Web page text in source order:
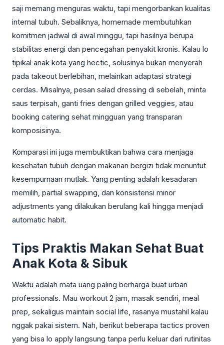
saji memang menguras waktu, tapi mengorbankan kualitas
internal tubuh. Sebaliknya, homemade membutuhkan
komitmen jadwal di awal minggu, tapi hasilnya berupa
stabilitas energi dan pencegahan penyakit kronis. Kalau lo
tipikal anak kota yang hectic, solusinya bukan menyerah
pada takeout berlebihan, melainkan adaptasi strategi
cerdas. Misalnya, pesan salad dressing di sebelah, minta
saus terpisah, ganti fries dengan grilled veggies, atau
booking catering sehat mingguan yang transparan
komposisinya.
Komparasi ini juga membuktikan bahwa cara menjaga
kesehatan tubuh dengan makanan bergizi tidak menuntut
kesempurnaan mutlak. Yang penting adalah kesadaran
memilih, partial swapping, dan konsistensi minor
adjustments yang dilakukan berulang kali hingga menjadi
automatic habit.
Tips Praktis Makan Sehat Buat
Anak Kota & Sibuk
Waktu adalah mata uang paling berharga buat urban
professionals. Mau workout 2 jam, masak sendiri, meal
prep, sekaligus maintain social life, rasanya mustahil kalau
nggak pakai sistem. Nah, berikut beberapa tactics proven
yang bisa lo apply langsung tanpa perlu keluar dari rutinitas